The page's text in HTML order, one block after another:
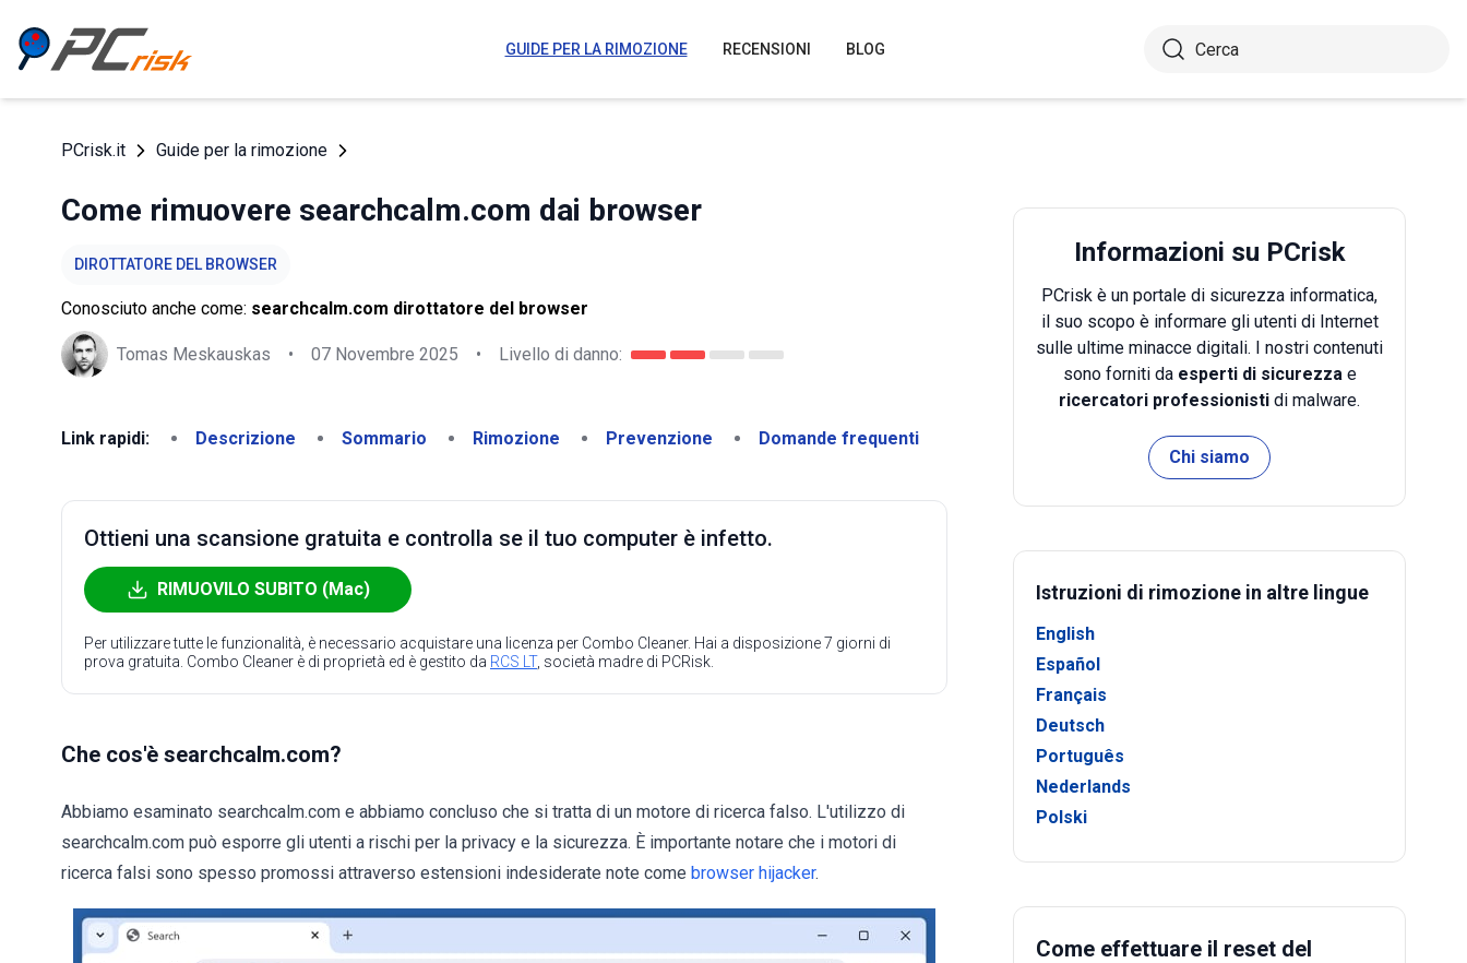
GUIDE PER LA RIMOZIONE RECENSIONI BLOG
PCrisk.it Guide per la rimozione
Come rimuovere searchcalm.com dai browser
DIROTTATORE DEL BROWSER
Conosciuto anche come: searchcalm.com dirottatore del browser
Tomas Meskauskas • 07 Novembre 2025 • Livello di danno:
Link rapidi: Descrizione Sommario Rimozione Prevenzione Domande frequenti
Ottieni una scansione gratuita e controlla se il tuo computer è infetto.
RIMUOVILO SUBITO (Mac)
Per utilizzare tutte le funzionalità, è necessario acquistare una licenza per Combo Cleaner. Hai a disposizione 7 giorni di
prova gratuita. Combo Cleaner è di proprietà ed è gestito da RCS LT, società madre di PCRisk.
Che cos'è searchcalm.com?
Abbiamo esaminato searchcalm.com e abbiamo concluso che si tratta di un motore di ricerca falso. L'utilizzo di
searchcalm.com può esporre gli utenti a rischi per la privacy e la sicurezza. È importante notare che i motori di
ricerca falsi sono spesso promossi attraverso estensioni indesiderate note come browser hijacker.
Informazioni su PCrisk
PCrisk è un portale di sicurezza informatica,
il suo scopo è informare gli utenti di Internet
sulle ultime minacce digitali. I nostri contenuti
sono forniti da esperti di sicurezzae
ricercatori professionisti di malware.
Chi siamo
Istruzioni di rimozione in altre lingue
English
Español
Français
Deutsch
Português
Nederlands
Polski
Come effettuare il reset del